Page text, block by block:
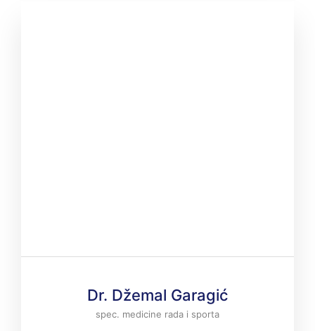
Dr. Džemal Garagić
spec. medicine rada i sporta